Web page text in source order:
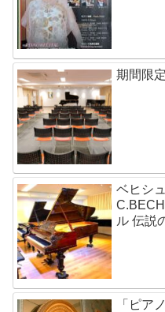
期間限
ベヒシ
ル 伝説
「ピア